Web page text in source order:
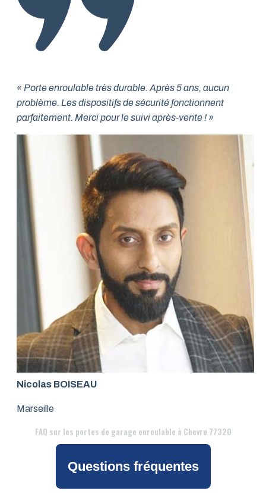
« Porte enroulable très durable. Après 5 ans, aucun
problème. Les dispositifs de sécurité fonctionnent
parfaitement. Merci pour le suivi après-vente ! »
Nicolas BOISEAU
Marseille
FAQ sur les portes de garage enroulable à Chevru 77320
Questions fréquentes